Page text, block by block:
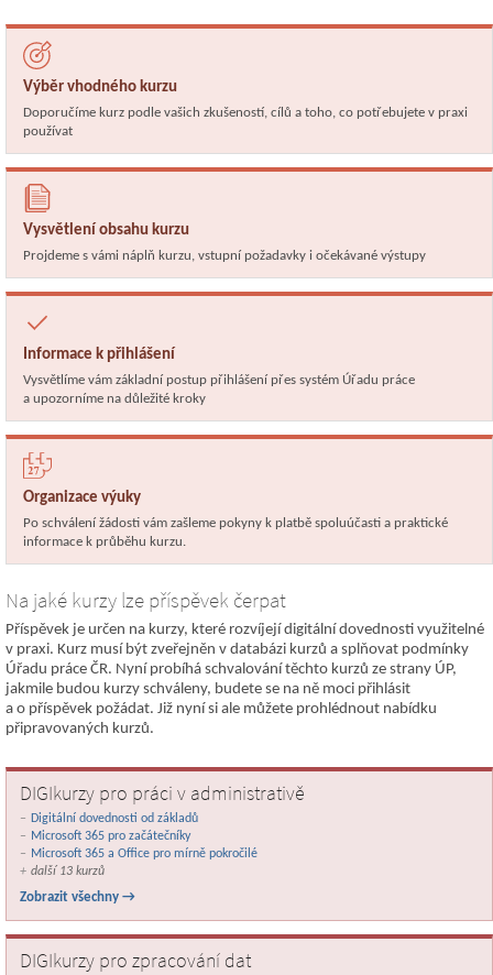
Výběr vhodného kurzu
Doporučíme kurz podle vašich zkušeností, cílů a toho, co potřebujete v praxi
používat
Vysvětlení obsahu kurzu
Projdeme s vámi náplň kurzu, vstupní požadavky i očekávané výstupy
Informace k přihlášení
Vysvětlíme vám základní postup přihlášení přes systém Úřadu práce
a upozorníme na důležité kroky
Organizace výuky
Po schválení žádosti vám zašleme pokyny k platbě spoluúčasti a praktické
informace k průběhu kurzu.
Na jaké kurzy lze příspěvek čerpat
Příspěvek je určen na kurzy, které rozvíjejí digitální dovednosti využitelné
v praxi. Kurz musí být zveřejněn v databázi kurzů a splňovat podmínky
Úřadu práce ČR. Nyní probíhá schvalování těchto kurzů ze strany ÚP,
jakmile budou kurzy schváleny, budete se na ně moci přihlásit
a o příspěvek požádat. Již nyní si ale můžete prohlédnout nabídku
připravovaných kurzů.
DIGIkurzy pro práci v administrativě
Digitální dovednosti od základů
Microsoft 365 pro začátečníky
Microsoft 365 a Office pro mírně pokročilé
další 13 kurzů
Zobrazit všechny →
DIGIkurzy pro zpracování dat